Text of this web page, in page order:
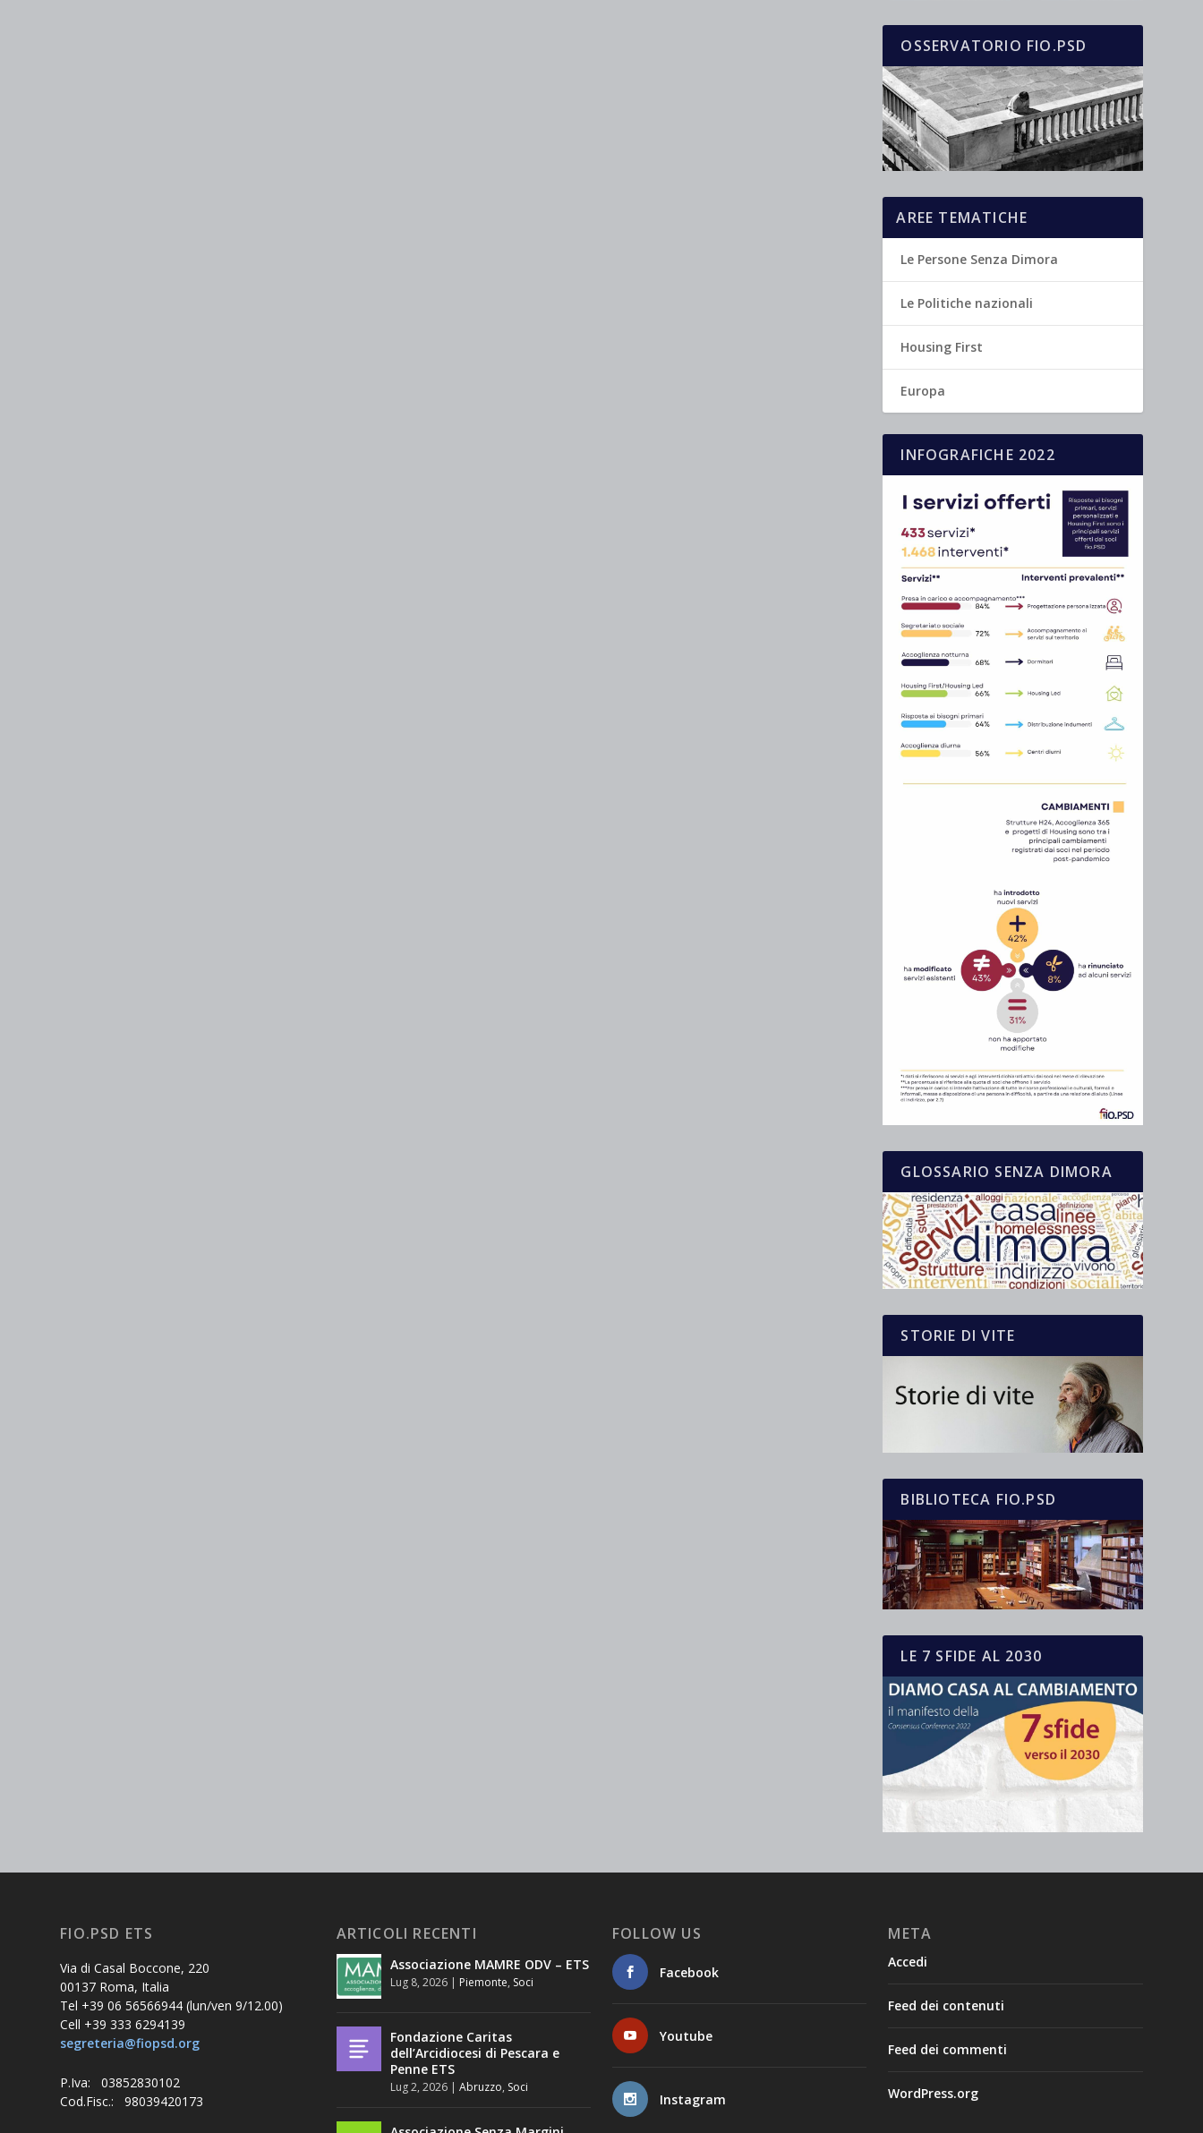
OSSERVATORIO FIO.PSD
AREE TEMATICHE
Le Persone Senza Dimora
Le Politiche nazionali
Housing First
Europa
INFOGRAFICHE 2022
GLOSSARIO SENZA DIMORA
STORIE DI VITE
BIBLIOTECA FIO.PSD
LE 7 SFIDE AL 2030
FIO.PSD ETS
Via di Casal Boccone, 220
00137 Roma, Italia
Tel +39 06 56566944 (lun/ven 9/12.00)
Cell +39 333 6294139
segreteria@fiopsd.org
P.Iva: 03852830102
Cod.Fisc.: 98039420173
ARTICOLI RECENTI
Associazione MAMRE ODV – ETS
Lug 8, 2026| Piemonte, Soci
Fondazione Caritas
dell’Arcidiocesi di Pescara e
Penne ETS
Lug 2, 2026| Abruzzo, Soci
FOLLOW US
Facebook
Youtube
Instagram
META
Accedi
Feed dei contenuti
Feed dei commenti
WordPress.org